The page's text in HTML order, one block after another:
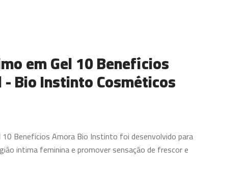
em Gel 10 Benefícios
Bio Instinto Cosméticos
Beneficios Amora Bio Instinto foi desenvolvido para
intima feminina e promover sensação de frescor e